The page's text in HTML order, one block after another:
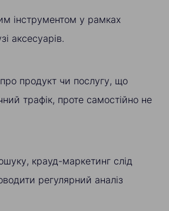
інструментом у рамках
аксесуарів.
продукт чи послугу, що
трафік, проте самостійно не
крауд-маркетинг слід
регулярний аналіз